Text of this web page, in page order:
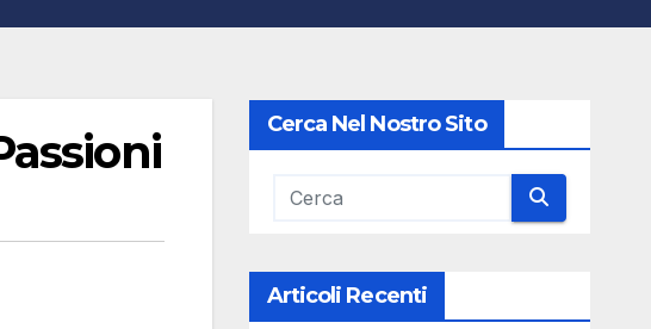
Cerca Nel Nostro Sito
Articoli Recenti